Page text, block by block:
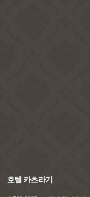
호텔 카츠라기